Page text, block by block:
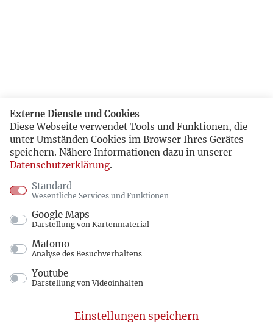
Externe Dienste und Cookies
Diese Webseite verwendet Tools und Funktionen, die
unter Umständen Cookies im Browser Ihres Gerätes
speichern. Nähere Informationen dazu in unserer
Datenschutzerklärung.
Standard
Wesentliche Services und Funktionen
Google Maps
Darstellung von Kartenmaterial
Matomo
Analyse des Besuchverhaltens
Youtube
Darstellung von Videoinhalten
Einstellungen speichern